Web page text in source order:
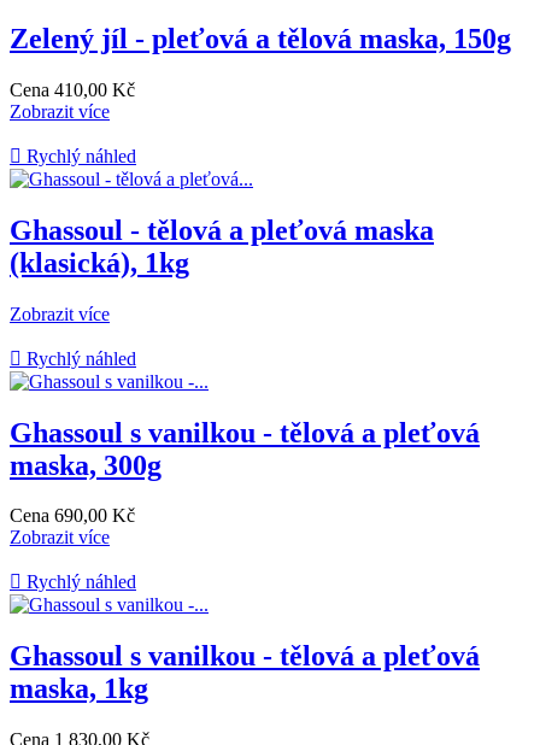
Zelený jíl - pleťová a tělová maska, 150g
Cena 410,00 Kč
Zobrazit více
 Rychlý náhled
Ghassoul - tělová a pleťová maska
(klasická), 1kg
Zobrazit více
 Rychlý náhled
Ghassoul s vanilkou - tělová a pleťová
maska, 300g
Cena 690,00 Kč
Zobrazit více
 Rychlý náhled
Ghassoul s vanilkou - tělová a pleťová
maska, 1kg
Cena 1 830,00 Kč